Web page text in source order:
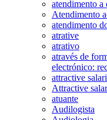
atendimento
Atendimento
atendimento
atrative
atrativo
através de
electrónico:
attractive
Attractive
atuante
Audilogista